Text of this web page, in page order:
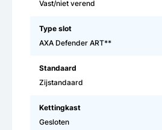
Vast/niet verend
Type slot
AXA Defender ART**
Standaard
Zijstandaard
Kettingkast
Gesloten